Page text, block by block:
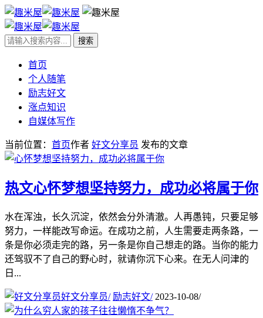
首页
个人随笔
励志好文
涨点知识
自媒体写作
当前位置： 首页作者 好文分享员 发布的文章
热文心怀梦想坚持努力，成功必将属于你
水在浑浊，长久沉淀，依然会分外清澈。人再愚钝，只要足够
努力，一样能改写命运。在成功之前，人生需要走两条路，一
条是你必须走完的路，另一条是你自己想走的路。当你的能力
还驾驭不了自己的野心时，就请你沉下心来。在无人问津的
日...
好文分享员/ 励志好文/ 2023-10-08/